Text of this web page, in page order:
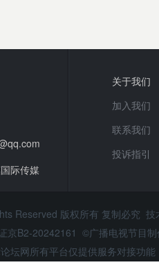
际传媒
关于我们
加入我们
联系我们
投诉指引
Reserved 版权所有 复制必究 技
京B2-20242161 ©广播电视节目
坛网所有平台仅提供服务对接功